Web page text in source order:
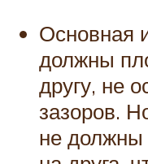
Основная
должны
другу, не
зазоров.
не должны